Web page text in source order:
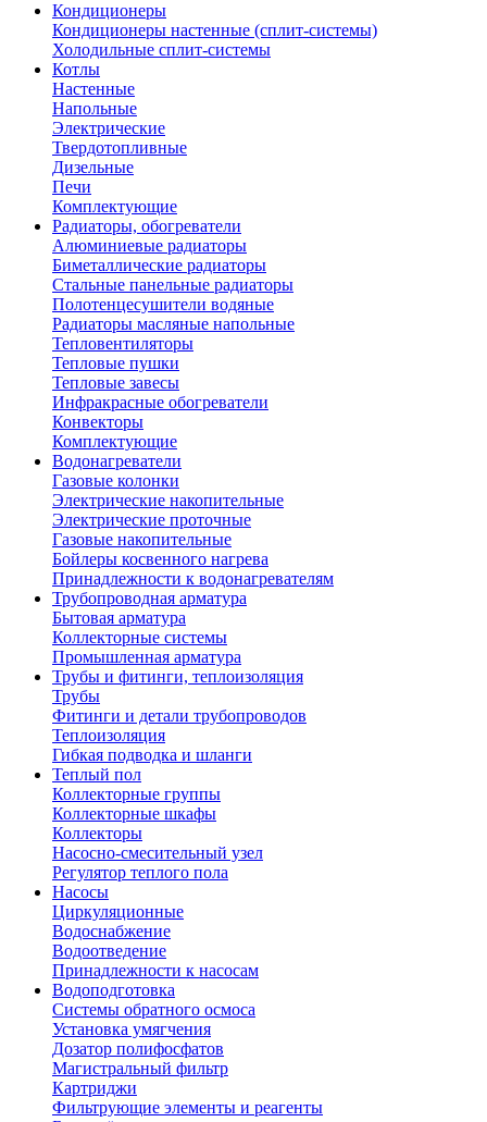
Кондиционеры
Кондиционеры настенные (сплит-системы)
Холодильные сплит-системы
Котлы
Настенные
Напольные
Электрические
Твердотопливные
Дизельные
Печи
Комплектующие
Радиаторы, обогреватели
Алюминиевые радиаторы
Биметаллические радиаторы
Стальные панельные радиаторы
Полотенцесушители водяные
Радиаторы масляные напольные
Тепловентиляторы
Тепловые пушки
Тепловые завесы
Инфракрасные обогреватели
Конвекторы
Комплектующие
Водонагреватели
Газовые колонки
Электрические накопительные
Электрические проточные
Газовые накопительные
Бойлеры косвенного нагрева
Принадлежности к водонагревателям
Трубопроводная арматура
Бытовая арматура
Коллекторные системы
Промышленная арматура
Трубы и фитинги, теплоизоляция
Трубы
Фитинги и детали трубопроводов
Теплоизоляция
Гибкая подводка и шланги
Теплый пол
Коллекторные группы
Коллекторные шкафы
Коллекторы
Насосно-смесительный узел
Регулятор теплого пола
Насосы
Циркуляционные
Водоснабжение
Водоотведение
Принадлежности к насосам
Водоподготовка
Системы обратного осмоса
Установка умягчения
Дозатор полифосфатов
Магистральный фильтр
Картриджи
Фильтрующие элементы и реагенты